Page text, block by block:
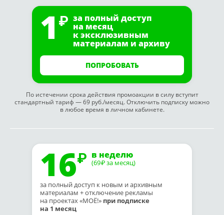
1 за полный доступ
на месяц
к эксклюзивным
материалам и архиву
ПОПРОБОВАТЬ
По истечении срока действия промоакции в силу вступит
стандартный тариф — 69 руб./месяц. Отключить подписку можно
в любое время в личном кабинете.
16 в неделю
(69₽ за месяц)
за полный доступ к новым и архивным
материалам + отключение рекламы
на проектах «МОЁ!» при подписке
на 1 месяц